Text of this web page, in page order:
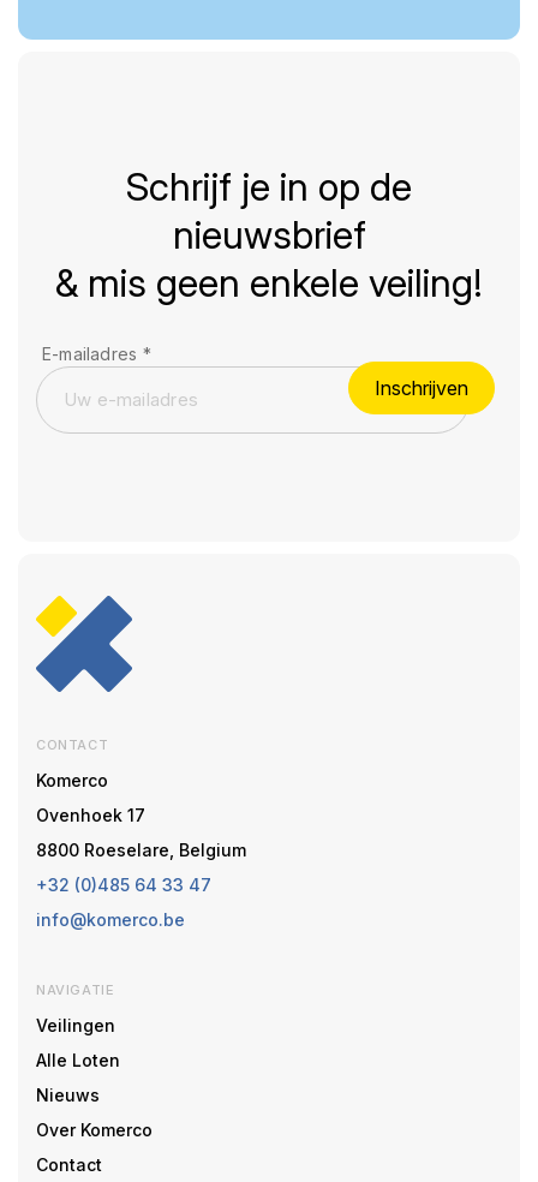
Schrijf je in op de
nieuwsbrief
& mis geen enkele veiling!
E-mailadres *
Inschrijven
CONTACT
Komerco
Ovenhoek 17
8800 Roeselare, Belgium
+32 (0)485 64 33 47
info@komerco.be
NAVIGATIE
Veilingen
Alle Loten
Nieuws
Over Komerco
Contact